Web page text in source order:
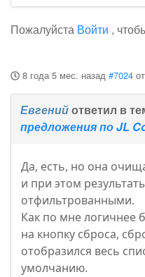
Пожалуйста Войти ,
8 года 5 мес. назад #7024 от
Евгенийответил в
предложения по JL
Да, есть, но она
и при этом
отфильтрованными.
Как по мне логичнее
на кнопку сброса,
отобразился весь
умолчанию.